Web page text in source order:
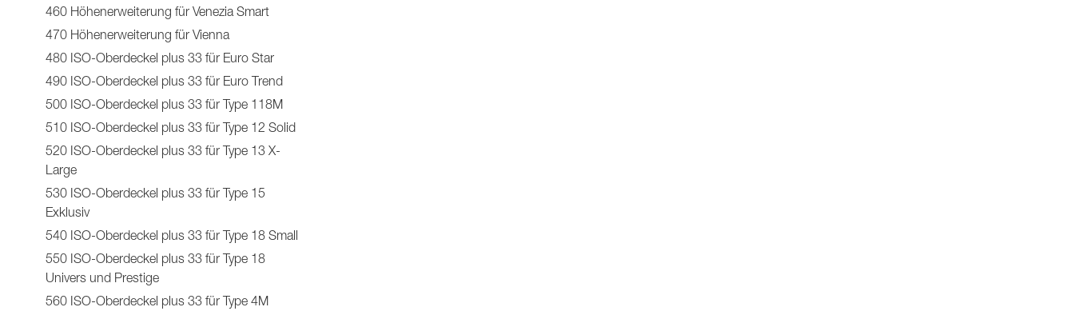
460 Höhenerweiterung für Venezia Smart
470 Höhenerweiterung für Vienna
480 ISO-Oberdeckel plus 33 für Euro Star
490 ISO-Oberdeckel plus 33 für Euro Trend
500 ISO-Oberdeckel plus 33 für Type 118M
510 ISO-Oberdeckel plus 33 für Type 12 Solid
520 ISO-Oberdeckel plus 33 für Type 13 X-
Large
530 ISO-Oberdeckel plus 33 für Type 15
Exklusiv
540 ISO-Oberdeckel plus 33 für Type 18 Small
550 ISO-Oberdeckel plus 33 für Type 18
Univers und Prestige
560 ISO-Oberdeckel plus 33 für Type 4M